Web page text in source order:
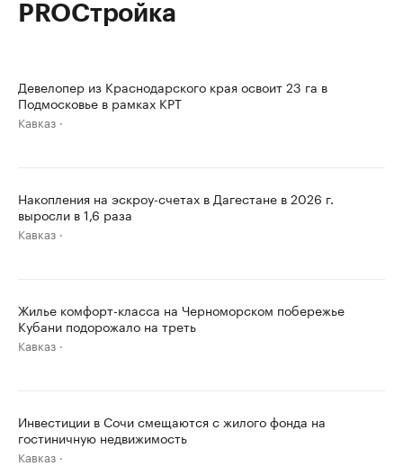
PROСтройка
Девелопер из Краснодарского края освоит 23 га в
Подмосковье в рамках КРТ
Кавказ
Накопления на эскроу-счетах в Дагестане в 2026 г.
выросли в 1,6 раза
Кавказ
Жилье комфорт-класса на Черноморском побережье
Кубани подорожало на треть
Кавказ
Инвестиции в Сочи смещаются с жилого фонда на
гостиничную недвижимость
Кавказ